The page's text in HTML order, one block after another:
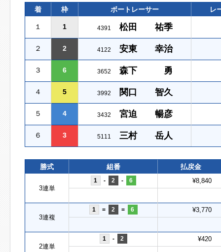
着 枠 ボートレーサー レ
１ 1 4391 松田 祐季
２ 2 4122 安東 幸治
３ 6 3652 森下 勇
４ 5 3992 関口 智久
５ 4 3432 宮迫 暢彦
６ 3 5111 三村 岳人
勝式 組番 払戻金
3連単
1 - 2 - 6 ¥8,840
3連複
1 = 2 = 6 ¥3,770
2連単
1 - 2 ¥420